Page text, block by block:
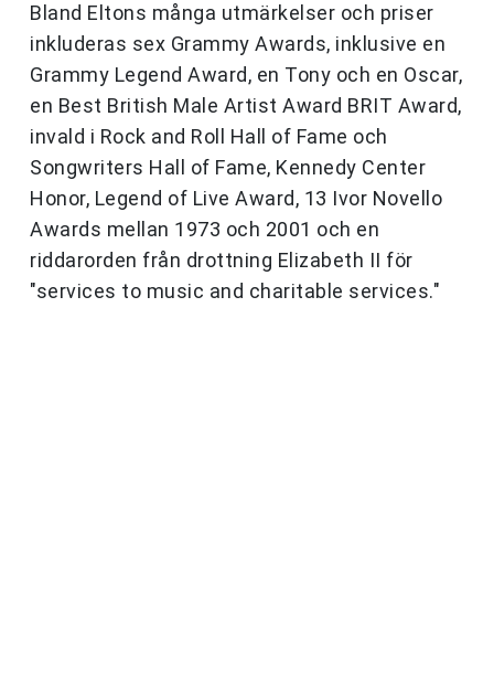
Bland Eltons många utmärkelser och priser
inkluderas sex Grammy Awards, inklusive en
Grammy Legend Award, en Tony och en Oscar,
en Best British Male Artist Award BRIT Award,
invald i Rock and Roll Hall of Fame och
Songwriters Hall of Fame, Kennedy Center
Honor, Legend of Live Award, 13 Ivor Novello
Awards mellan 1973 och 2001 och en
riddarorden från drottning Elizabeth II för
"services to music and charitable services."